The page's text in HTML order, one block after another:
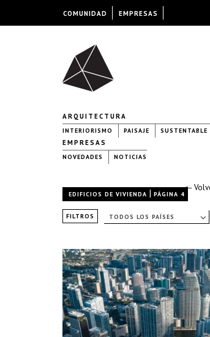
ARQUITECTURA
INTERIORISMO PAISAJE SUSTENTABLE
EMPRESAS
NOVEDADES NOTICIAS
←
EDIFICIOS DE VIVIENDA | PÁGINA 4
FILTROS TODOS LOS PAÍSES
COMUNIDAD EMPRESAS